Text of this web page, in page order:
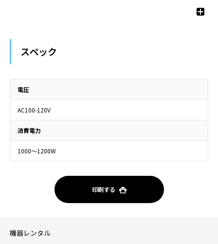
スペック
電圧
AC100-120V
消費電力
1000～1200W
印刷する
機器レンタル